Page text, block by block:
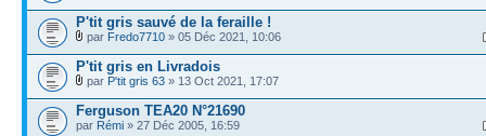
P'tit gris sauvé de la feraille !
par Fredo7710 » 05 Déc 2021, 10:06
P'tit gris en Livradois
par P'tit gris 63 » 13 Oct 2021, 17:07
Ferguson TEA20 N°21690
par Rémi » 27 Déc 2005, 16:59